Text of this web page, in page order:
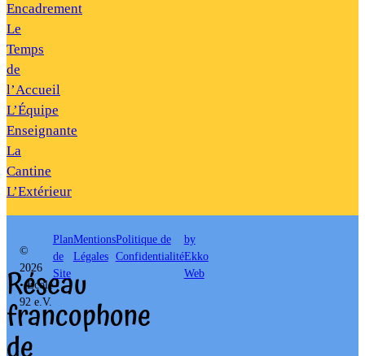
Encadrement
Le
Temps
de
l’Accueil
L’Équipe
Enseignante
La
Cantine
L’Extérieur
Réseau
francophone
©
2026
• École
92 e.V.
Plan
de
Site
Mentions
Légales
Politique de
Confidentialité
by
Ekko
Web